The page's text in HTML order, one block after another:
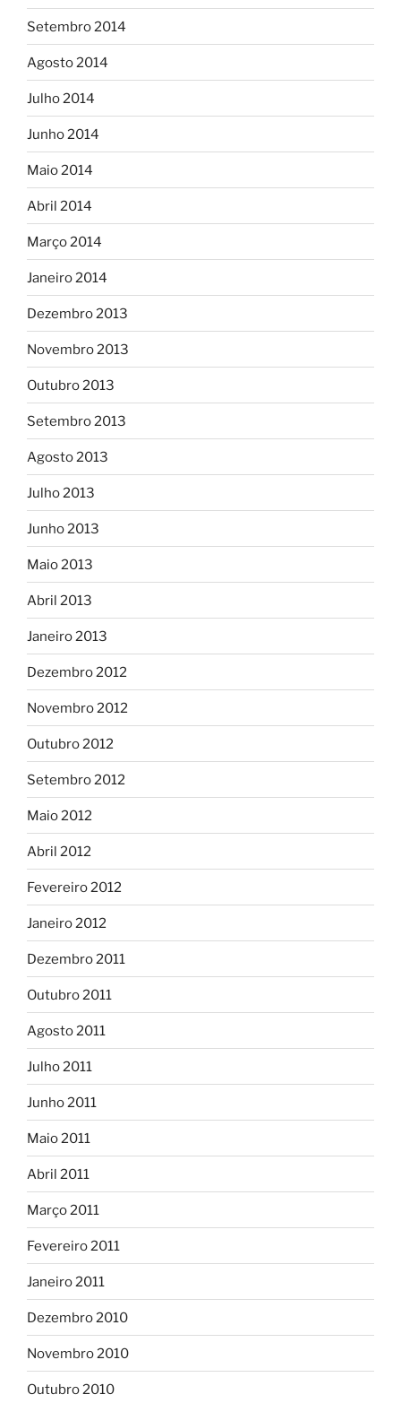
Setembro 2014
Agosto 2014
Julho 2014
Junho 2014
Maio 2014
Abril 2014
Março 2014
Janeiro 2014
Dezembro 2013
Novembro 2013
Outubro 2013
Setembro 2013
Agosto 2013
Julho 2013
Junho 2013
Maio 2013
Abril 2013
Janeiro 2013
Dezembro 2012
Novembro 2012
Outubro 2012
Setembro 2012
Maio 2012
Abril 2012
Fevereiro 2012
Janeiro 2012
Dezembro 2011
Outubro 2011
Agosto 2011
Julho 2011
Junho 2011
Maio 2011
Abril 2011
Março 2011
Fevereiro 2011
Janeiro 2011
Dezembro 2010
Novembro 2010
Outubro 2010